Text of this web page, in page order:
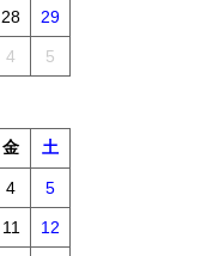
28 29
4 5
金 土
4 5
11 12